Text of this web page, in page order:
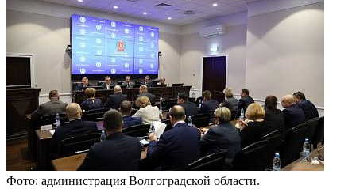
Фото: администрация Волгоградской области.